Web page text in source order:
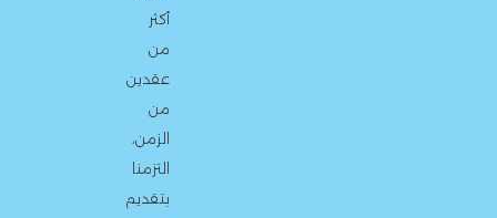
أكثر
من
عقدين
من
الزمن،
التزمنا
بتقديم